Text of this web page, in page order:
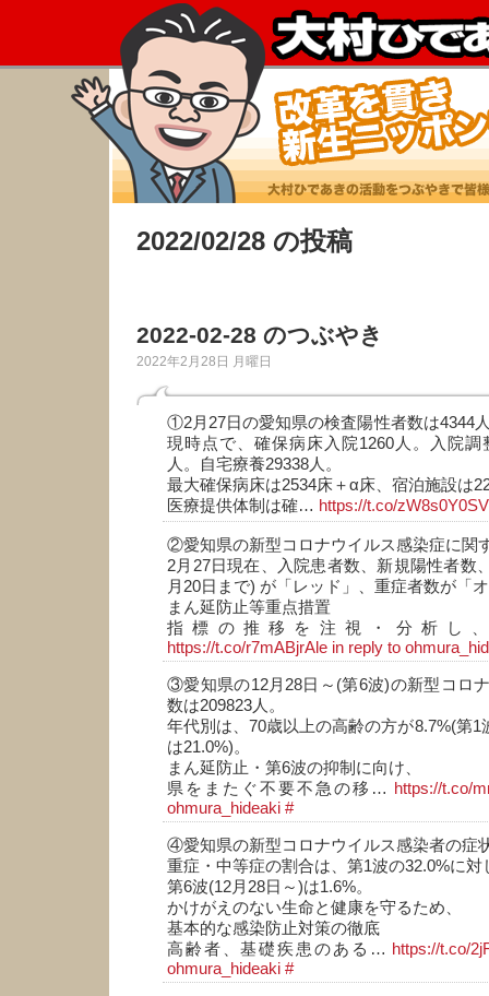
2022/02/28 の投稿
2022-02-28 のつぶやき
2022年2月28日 月曜日
①2月27日の愛知県の検査陽性者数は4344
現時点で、確保病床入院1260人。入院調
人。自宅療養29338人。
最大確保病床は2534床＋α床、宿泊施設は
医療提供体制は確… https://t.co/
②愛知県の新型コロナウイルス感染症に関
2月27日現在、入院患者数、新規陽性者数
月20日まで) が「レッド」、重症者数が「
まん延防止等重点措置
指標の推移を注視・分析し
https://t.co/r7mABjrAle in reply to
③愛知県の12月28日～(第6波)の新型コロ
数は209823人。
年代別は、70歳以上の高齢の方が8.7%(第1
は21.0%)。
まん延防止・第6波の抑制に向け、
県をまたぐ不要不急の移…
https://t.co/
ohmura_hideaki #
④愛知県の新型コロナウイルス感染者の症
重症・中等症の割合は、第1波の32.0%に対
第6波(12月28日～)は1.6%。
かけがえのない生命と健康を守るため、
基本的な感染防止対策の徹底
高齢者、基礎疾患のある… https://t.co/
ohmura_hideaki #